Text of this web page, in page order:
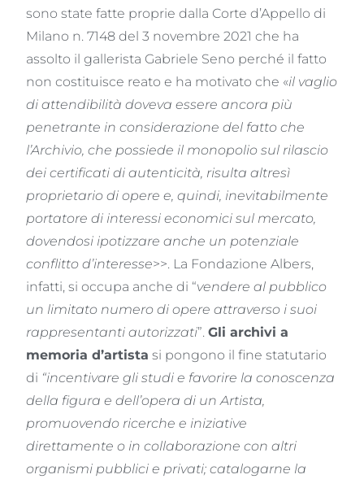
sono state fatte proprie dalla Corte d’Appello di
Milano n. 7148 del 3 novembre 2021 che ha
assolto il gallerista Gabriele Seno perché il fatto
non costituisce reato e ha motivato che «il vaglio
di attendibilità doveva essere ancora più
penetrante in considerazione del fatto che
l’Archivio, che possiede il monopolio sul rilascio
dei certificati di autenticità, risulta altresì
proprietario di opere e, quindi, inevitabilmente
portatore di interessi economici sul mercato,
dovendosi ipotizzare anche un potenziale
conflitto d’interesse>>. La Fondazione Albers,
infatti, si occupa anche di “vendere al pubblico
un limitato numero di opere attraverso i suoi
rappresentanti autorizzati”.Gli archivi a
memoria d’artista si pongono il fine statutario
di “incentivare gli studi e favorire la conoscenza
della figura e dell’opera di un Artista,
promuovendo ricerche e iniziative
direttamente o in collaborazione con altri
organismi pubblici e privati; catalogarne la